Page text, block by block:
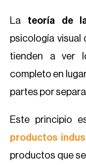
La teoría de
psicología visual
tienden a ver
completo en
partes por
Este principio
productos
productos que